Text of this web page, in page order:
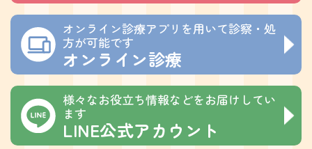
オンライン診療アプリを用いて診察・処
方が可能です
オンライン診療
様々なお役立ち情報などをお届けしてい
ます
LINE公式アカウント